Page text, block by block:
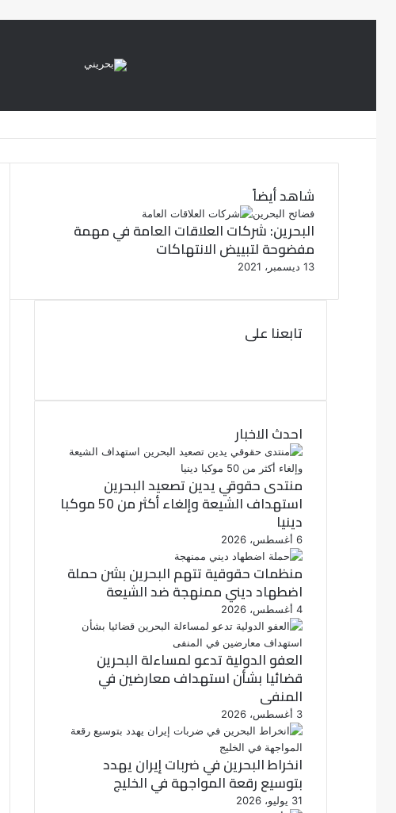
شاهد أيضاً
إ
غ
ل
ا
فضائح البحرين
البحرين: شركات العلاقات العامة في مهمة
مفضوحة لتبييض الانتهاكات
13 ديسمبر، 2021
تابعنا على
ب
ك
ي
ر
احدث الاخبار
منتدى حقوقي يدين تصعيد البحرين
استهداف الشيعة وإلغاء أكثر من 50 موكبا
دينيا
6 أغسطس، 2026
منظمات حقوقية تتهم البحرين بشن حملة
اضطهاد ديني ممنهجة ضد الشيعة
4 أغسطس، 2026
العفو الدولية تدعو لمساءلة البحرين
قضائيا بشأن استهداف معارضين في
المنفى
3 أغسطس، 2026
انخراط البحرين في ضربات إيران يهدد
بتوسيع رقعة المواجهة في الخليج
31 يوليو، 2026